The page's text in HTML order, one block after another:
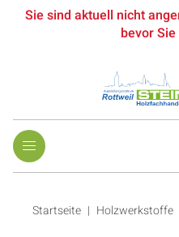
Sie sind aktuell nicht
bevor
Startseite Holzwerkstoffe